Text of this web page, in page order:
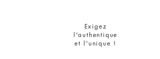
Exigez
l'authentique
et l'unique !